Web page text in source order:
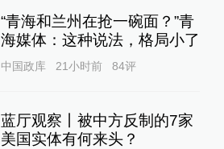
“青海和兰州在抢一碗面？”青
海媒体：这种说法，格局小了
中国政库 21小时前 84评
蓝厅观察丨被中方反制的7家
美国实体有何来头？